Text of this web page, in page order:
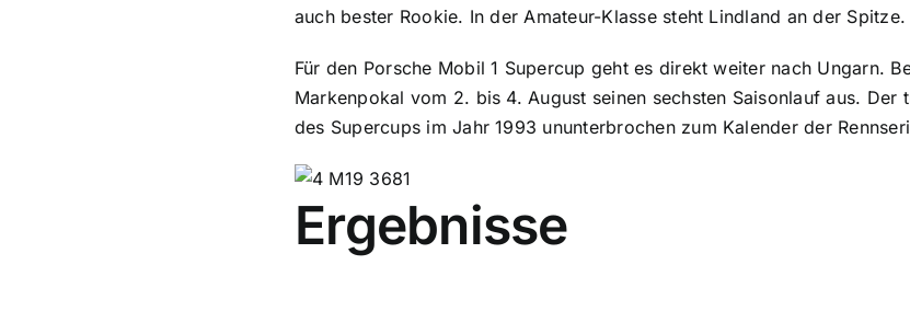
auch bester Rookie. In der Amateur-Klasse steht Lindland an der Spitze.
Für den Porsche Mobil 1 Supercup geht es direkt weiter nach Ungarn.
Markenpokal vom 2. bis 4. August seinen sechsten Saisonlauf aus.
des Supercups im Jahr 1993 ununterbrochen zum Kalender der
Ergebnisse